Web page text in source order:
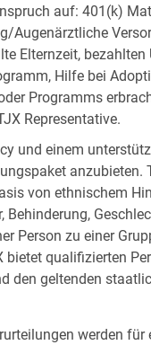
auf: 401(k)
Augenärztliche
Elternzeit,
Hilfe bei
Programms
Representative.
und einem
von ethnischem
Behinderung,
Person zu einer
qualifizierten
den geltenden
werden